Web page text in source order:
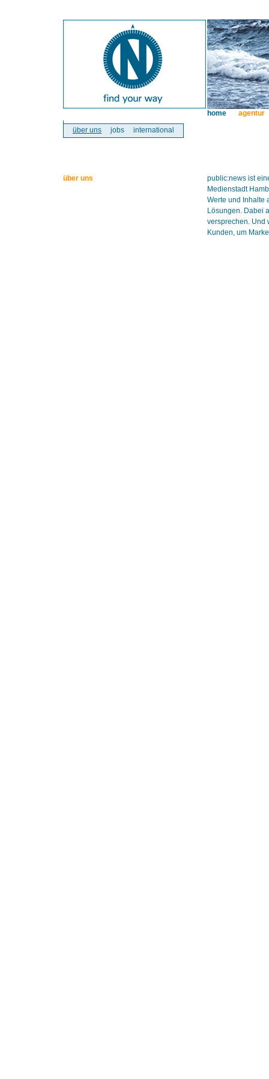
über uns jobs international
home agentur
über uns
public:news ist
Medienstadt
Werte und Inhalte
Lösungen. Dabei
versprechen. Und
Kunden, um